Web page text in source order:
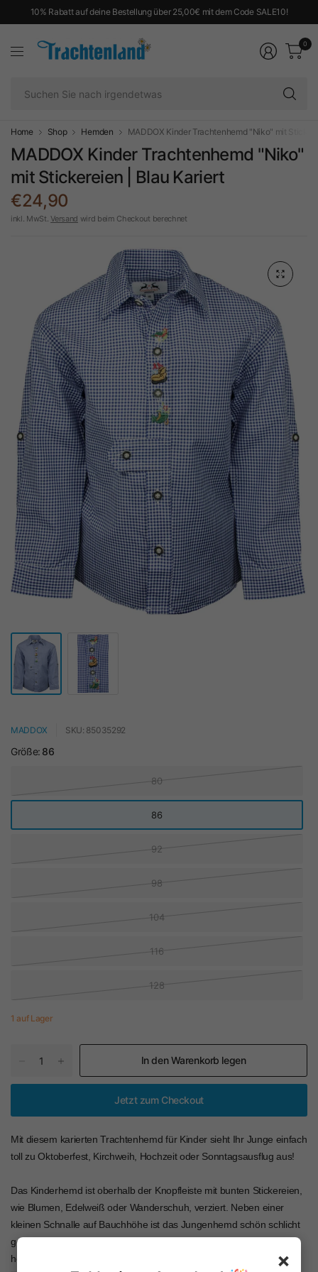
10% Rabatt auf deine Bestellung über 25,00€ mit dem Code SALE10!
0
Home Shop Hemden MADDOX Kinder Trachtenhemd "Niko" mit
MADDOX Kinder Trachtenhemd "Niko"
mit Stickereien | Blau Kariert
€24,90
inkl. MwSt.Versand wird beim Checkout berechnet
MADDOX SKU: 85035292
Größe: 86
80
86
92
98
104
116
128
1 auf Lager
In den Warenkorb legen
Jetzt zum Checkout
Mit diesem karierten Trachtenhemd für Kinder sieht Ihr Junge einfach
toll zu Oktoberfest, Kirchweih, Hochzeit oder Sonntagsausflug aus!
Das Kinderhemd ist oberhalb der Knopfleiste mit bunten Stickereien,
wie Blumen, Edelweiß oder Wanderschuh, verziert. Neben einer
kleinen Schnalle auf Bauchhöhe ist das Jungenhemd schön schlicht
gehalten und wird durchgehend vorn mit Knöpfen geschlossen. An
heißen Sommertagen können die langen Ärmel des
×